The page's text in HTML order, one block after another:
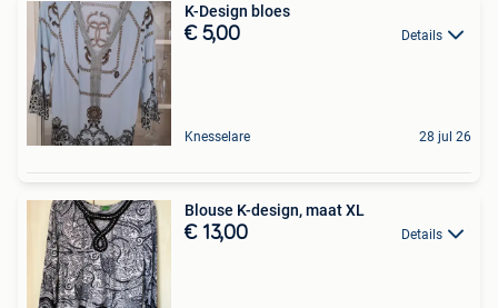
K-Design bloes
€ 5,00 Details
Knesselare 28 jul 26
Blouse K-design, maat XL
€ 13,00 Details